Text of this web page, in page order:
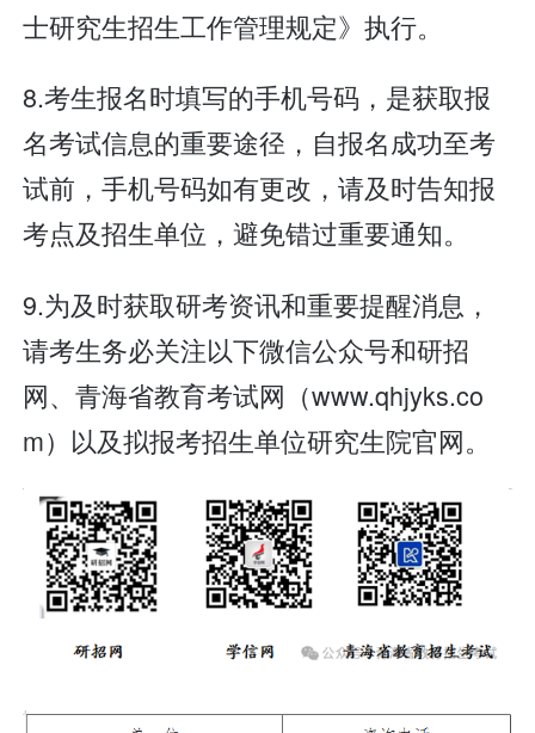
士研究生招生工作管理规定》执行。
8.考生报名时填写的手机号码，是获取报
名考试信息的重要途径，自报名成功至考
试前，手机号码如有更改，请及时告知报
考点及招生单位，避免错过重要通知。
9.为及时获取研考资讯和重要提醒消息，
请考生务必关注以下微信公众号和研招
网、青海省教育考试网（www.qhjyks.co
m）以及拟报考招生单位研究生院官网。